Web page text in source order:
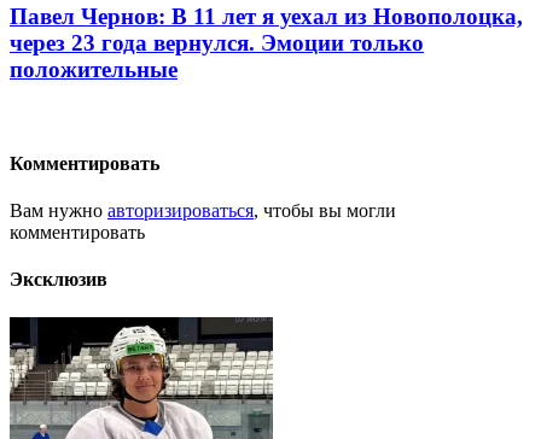
Павел Чернов: В 11 лет я уехал из Новополоцка,
через 23 года вернулся. Эмоции только
положительные
Комментировать
Вам нужно авторизироваться, чтобы вы могли
комментировать
Эксклюзив